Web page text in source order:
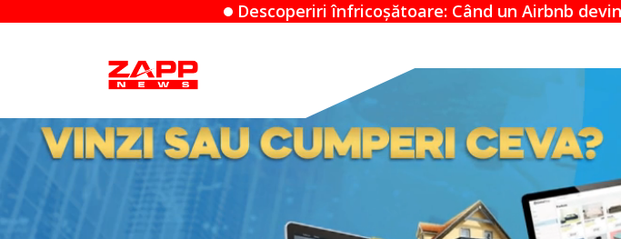
Descoperiri înfricoșătoare: Când un Airbnb devine un mister neliniștitor